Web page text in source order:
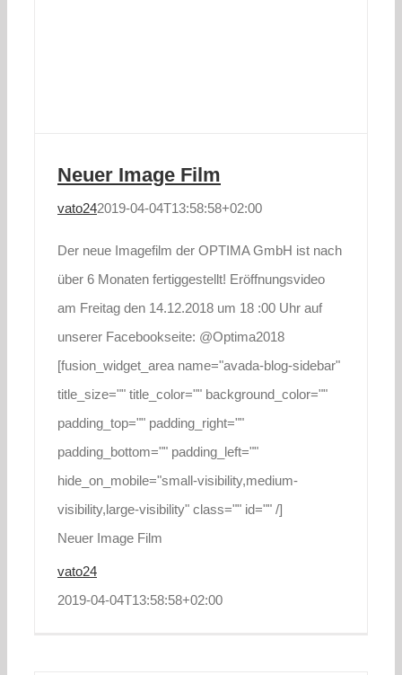
Neuer Image Film
vato242019-04-04T13:58:58+02:00
Der neue Imagefilm der OPTIMA GmbH ist nach
über 6 Monaten fertiggestellt! Eröffnungsvideo
am Freitag den 14.12.2018 um 18 :00 Uhr auf
unserer Facebookseite: @Optima2018
[fusion_widget_area name="avada-blog-sidebar"
title_size="" title_color="" background_color=""
padding_top="" padding_right=""
padding_bottom="" padding_left=""
hide_on_mobile="small-visibility,medium-
visibility,large-visibility" class="" id="" /]
Neuer Image Film
vato24
2019-04-04T13:58:58+02:00